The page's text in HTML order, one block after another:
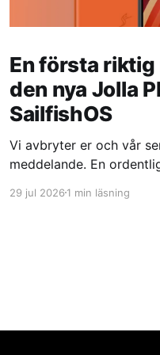
En första
den nya Jolla
SailfishOS
Vi avbryter er och vår
meddelande. En ordentlig recension på den nya
har precis publicerats Jolla Phone 2 & Sailfish
29 jul 20261 min läsning